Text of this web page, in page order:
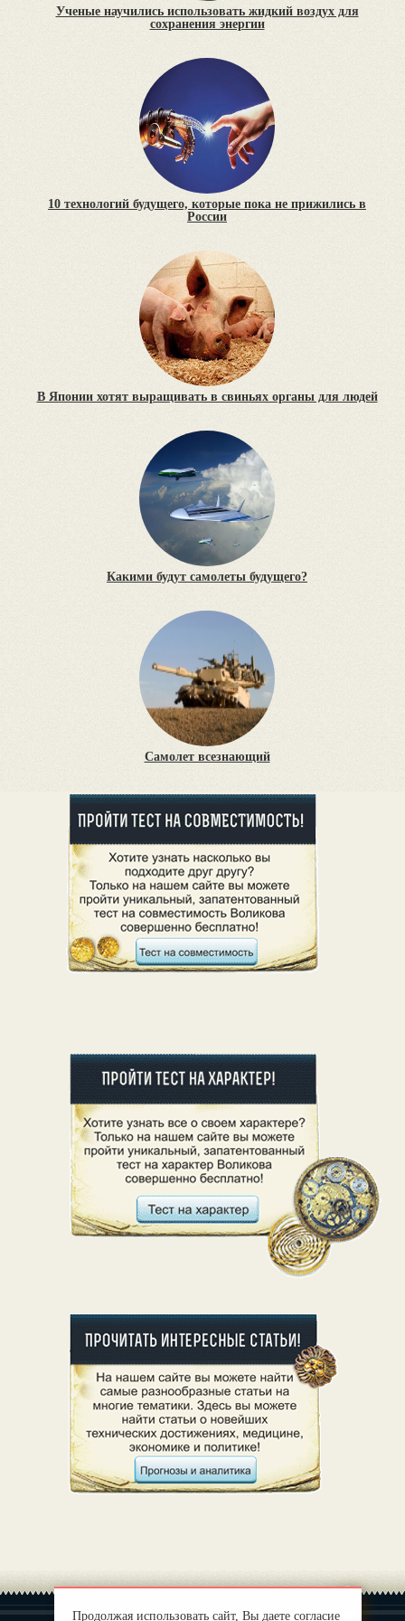
Ученые научились использовать жидкий воздух для
сохранения энергии
10 технологий будущего, которые пока не прижились в
России
В Японии хотят выращивать в свиньях органы для людей
Какими будут самолеты будущего?
Самолет всезнающий
Продолжая использовать сайт, Вы даете согласие